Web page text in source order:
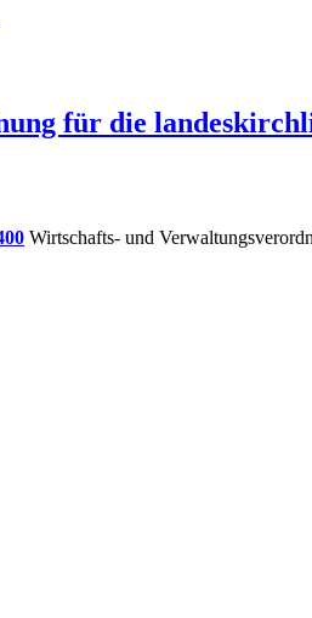
für die
Wirtschafts- und